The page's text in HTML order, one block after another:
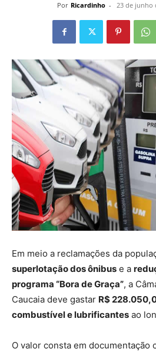
Por Ricardinho - 23 de junho
Em meio a reclamações da
superlotação dos ônibus e a
programa “Bora de Graça”, a
Caucaia deve gastar R$
combustível e lubrificantes ao
O valor consta em documentação